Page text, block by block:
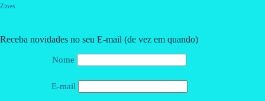
Zines
Receba novidades no seu E-mail (de vez em quando)
Nome
E-mail